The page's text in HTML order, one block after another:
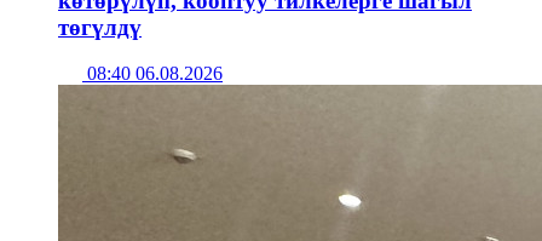
төгүлдү
08:40 06.08.2026